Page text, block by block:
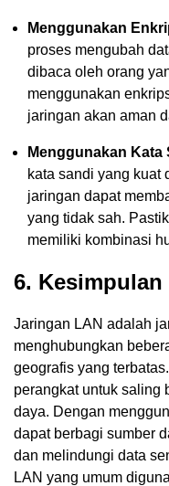
Menggunakan
proses mengubah
dibaca oleh orang
menggunakan
jaringan akan aman
Menggunakan
kata sandi yang kuat
jaringan dapat
yang tidak sah.
memiliki kombinasi
6. Kesimpulan
Jaringan LAN adalah
menghubungkan
geografis yang
perangkat untuk saling
daya. Dengan
dapat berbagi sumber
dan melindungi data
LAN yang umum